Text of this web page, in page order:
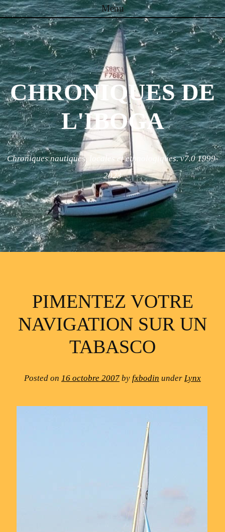
Menu
Skip to content
CHRONIQUES DE
L'IBOGA
Chroniques nautiques, locales et ethnologiques. v7.0 1999-
2023
PIMENTEZ VOTRE
NAVIGATION SUR UN
TABASCO
Posted on 16 octobre 2007 by fxbodin under Lynx